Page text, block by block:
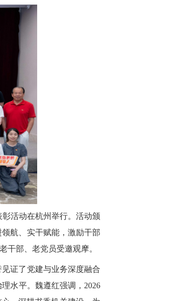
彰活动在杭州举行。活动颁
航、实干赋能，激励干部
干部、老党员受邀观摩。
证了党建与业务深度融合
水平。魏遵红强调，2026